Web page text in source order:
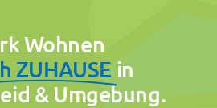
Wohnen
ZUHAUSE in
& Umgebung.